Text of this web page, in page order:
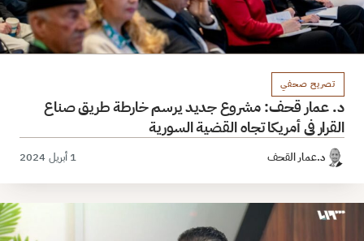
تصريح صحفي
د. عمار قحف: مشروع جديد يرسم خارطة طريق صناع
القرار في أمريكا تجاه القضية السورية
د.عمار القحف 1 أبريل 2024